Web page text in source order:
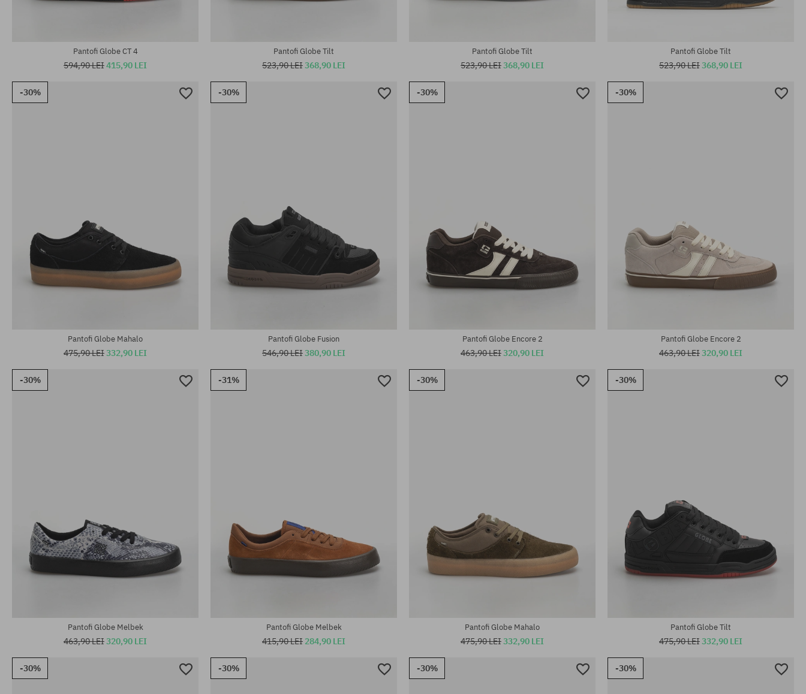
Pantofi Globe CT 4
594,90 LEI415,90 LEI
Pantofi Globe Tilt
523,90 LEI368,90 LEI
Pantofi Globe Tilt
523,90 LEI368,90 LEI
Pantofi Globe Tilt
523,90 LEI368,90 LEI
-30%
Pantofi Globe Mahalo
475,90 LEI332,90 LEI
-30%
Pantofi Globe Fusion
546,90 LEI380,90 LEI
-30%
Pantofi Globe Encore 2
463,90 LEI320,90 LEI
-30%
Pantofi Globe Encore 2
463,90 LEI320,90 LEI
-30%
Pantofi Globe Melbek
463,90 LEI320,90 LEI
-31%
Pantofi Globe Melbek
415,90 LEI 284,90 LEI
-30%
Pantofi Globe Mahalo
475,90 LEI332,90 LEI
-30%
Pantofi Globe Tilt
475,90 LEI332,90 LEI
-30% -30% -30% -30%